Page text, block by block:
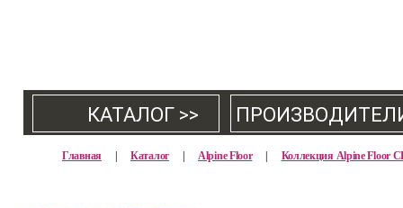
КАТАЛОГ >>
Главная Каталог Alpine Floor Коллекция Alpine Floor